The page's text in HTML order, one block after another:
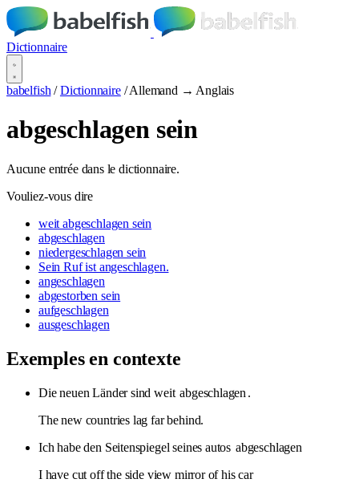
Dictionnaire
babelfish / Dictionnaire / Allemand → Anglais
abgeschlagen sein
Aucune entrée dans le dictionnaire.
Vouliez-vous dire
weit abgeschlagen sein
abgeschlagen
niedergeschlagen sein
Sein Ruf ist angeschlagen.
angeschlagen
abgestorben sein
aufgeschlagen
ausgeschlagen
Exemples en contexte
Die neuen Länder sind weit abgeschlagen .
The new countries lag far behind.
Ich habe den Seitenspiegel seines autos abgeschlagen
I have cut off the side view mirror of his car